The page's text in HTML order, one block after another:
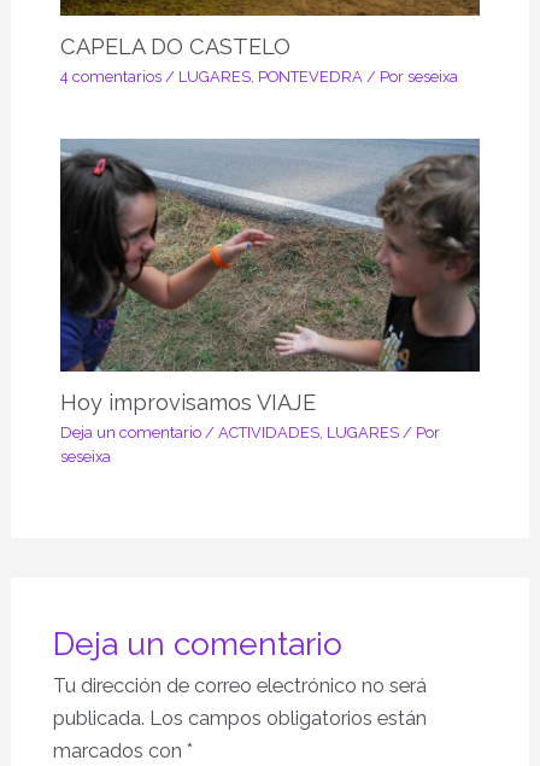
CAPELA DO CASTELO
4 comentarios / LUGARES, PONTEVEDRA/ Por seseixa
Hoy improvisamos VIAJE
Deja un comentario / ACTIVIDADES, LUGARES/ Por
seseixa
Deja un comentario
Tu dirección de correo electrónico no será
publicada. Los campos obligatorios están
marcados con *